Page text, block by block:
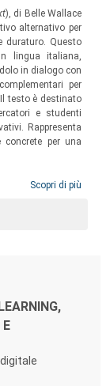
), di Belle Wallace
alternativo per
duraturo. Questo
lingua italiana,
in dialogo con
per
testo è destinato
e studenti
Rappresenta
per una
Scopri di più
E